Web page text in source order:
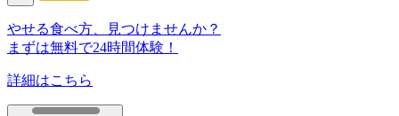
やせる食べ方、見つけませんか？
まずは無料で24時間体験！
詳細はこちら